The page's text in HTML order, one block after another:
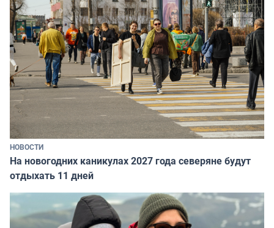
НОВОСТИ
На новогодних каникулах 2027 года северяне будут
отдыхать 11 дней